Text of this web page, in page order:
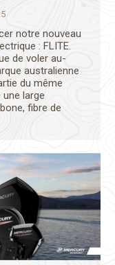
notre nouveau
: FLITE.
de voler au-
australienne
du même
large
fibre de